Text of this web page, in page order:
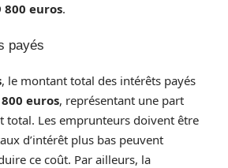
800 euros.
payés
, le montant total des intérêts payés
euros, représentant une part
total. Les emprunteurs doivent être
d’intérêt plus bas peuvent
ce coût. Par ailleurs, la